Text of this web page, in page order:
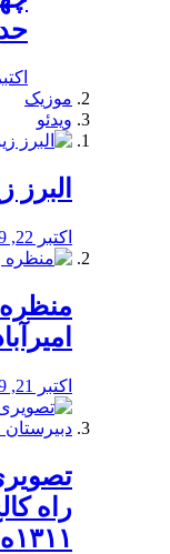
حدود
اکتبر 19,
موزیک
ویدئو
البرز
اکتبر 22, 2019
منظره‌‌
اکتبر 21, 2019
راه
۱۳۱۱ه ش